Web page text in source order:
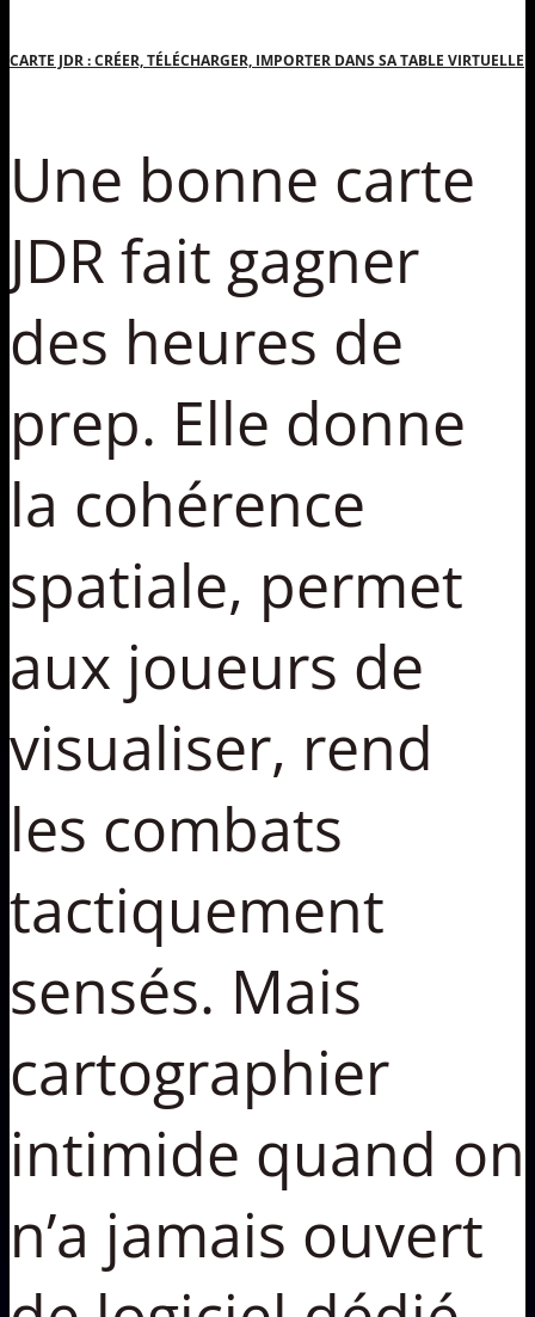
CARTE JDR : CRÉER, TÉLÉCHARGER, IMPORTER DANS SA TABLE VIRTUELLE
Une bonne carte
JDR fait gagner
des heures de
prep. Elle donne
la cohérence
spatiale, permet
aux joueurs de
visualiser, rend
les combats
tactiquement
sensés. Mais
cartographier
intimide quand on
n’a jamais ouvert